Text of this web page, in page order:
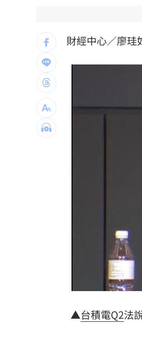
新北爆警匪追逐…
解散統促黨？他
LIVE三立+24小時直
三立iNEWS新聞台
商場戰國來臨 台
台彩父親節推新
「拍片人的多重
財經中心／廖珪
▲台積電Q2法